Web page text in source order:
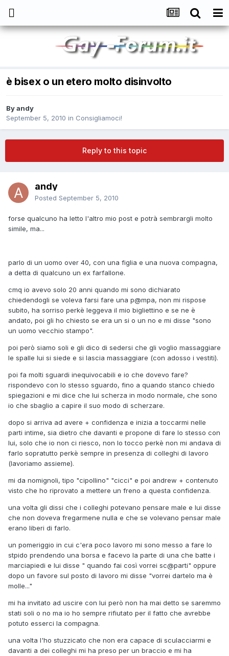
è bisex o un etero molto disinvolto
Byandy
September 5, 2010 in Consigliamoci!
Reply to this topic
andy
Posted September 5, 2010
forse qualcuno ha letto l'altro mio post e potrà sembrargli molto
simile, ma...
parlo di un uomo over 40, con una figlia e una nuova compagna,
a detta di qualcuno un ex farfallone.
cmq io avevo solo 20 anni quando mi sono dichiarato
chiedendogli se voleva farsi fare una p@mpa, non mi rispose
subito, ha sorriso perkè leggeva il mio bigliettino e se ne è
andato, poi gli ho chiesto se era un si o un no e mi disse "sono
un uomo vecchio stampo".
poi però siamo soli e gli dico di sedersi che gli voglio massaggiare
le spalle lui si siede e si lascia massaggiare (con adosso i vestiti).
poi fa molti sguardi inequivocabili e io che dovevo fare?
rispondevo con lo stesso sguardo, fino a quando stanco chiedo
spiegazioni e mi dice che lui scherza in modo normale, che sono
io che sbaglio a capire il suo modo di scherzare.
dopo si arriva ad avere + confidenza e inizia a toccarmi nelle
parti intime, sia dietro che davanti e propone di fare lo stesso con
lui, solo che io non ci riesco, non lo tocco perkè non mi andava di
farlo sopratutto perkè sempre in presenza di colleghi di lavoro
(lavoriamo assieme).
mi da nomignoli, tipo "cipollino" "cicci" e poi andrew + contenuto
visto che ho riprovato a mettere un freno a questa confidenza.
una volta gli dissi che i colleghi potevano pensare male e lui disse
che non doveva fregarmene nulla e che se volevano pensar male
erano liberi di farlo.
un pomeriggio in cui c'era poco lavoro mi sono messo a fare lo
stpido prendendo una borsa e facevo la parte di una che batte i
marciapiedi e lui disse " quando fai così vorrei sc@parti" oppure
dopo un favore sul posto di lavoro mi disse "vorrei dartelo ma è
molle..."
mi ha invitato ad uscire con lui però non ha mai detto se saremmo
stati soli o no ma io ho sempre rifiutato per il fatto che avrebbe
potuto esserci la compagna.
una volta l'ho stuzzicato che non era capace di sculacciarmi e
davanti a dei colleghi mi ha preso per un braccio e mi ha